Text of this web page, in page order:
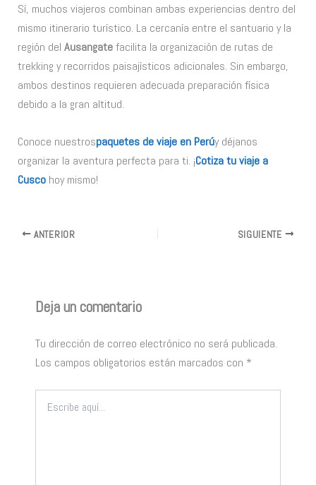
Sí, muchos viajeros combinan ambas experiencias dentro del
mismo itinerario turístico. La cercanía entre el santuario y la
región delAusangatefacilita la organización de rutas de
trekking y recorridos paisajísticos adicionales. Sin embargo,
ambos destinos requieren adecuada preparación física
debido a la gran altitud.
Conoce nuestrospaquetes de viaje en Perúy déjanos
organizar la aventura perfecta para ti. ¡Cotiza tu viaje a
Cusco hoy mismo!
ANTERIOR SIGUIENTE
Deja un comentario
Tu dirección de correo electrónico no será publicada.
Los campos obligatorios están marcados con *
aquí...